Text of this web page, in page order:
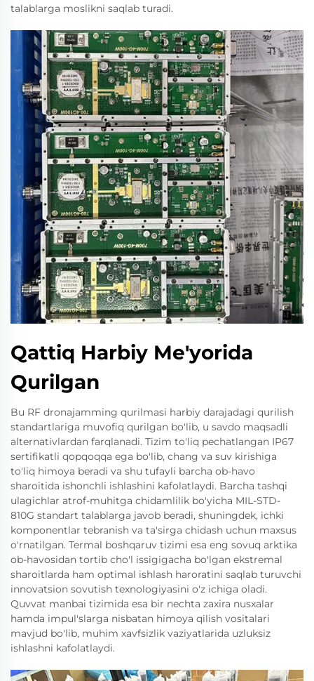
talablarga moslikni saqlab turadi.
Qattiq Harbiy Me'yorida
Qurilgan
Bu RF dronajamming qurilmasi harbiy darajadagi qurilish
standartlariga muvofiq qurilgan bo'lib, u savdo maqsadli
alternativlardan farqlanadi. Tizim to'liq pechatlangan IP67
sertifikatli qopqoqqa ega bo'lib, chang va suv kirishiga
to'liq himoya beradi va shu tufayli barcha ob-havo
sharoitida ishonchli ishlashini kafolatlaydi. Barcha tashqi
ulagichlar atrof-muhitga chidamlilik bo'yicha MIL-STD-
810G standart talablarga javob beradi, shuningdek, ichki
komponentlar tebranish va ta'sirga chidash uchun maxsus
o'rnatilgan. Termal boshqaruv tizimi esa eng sovuq arktika
ob-havosidan tortib cho'l issigigacha bo'lgan ekstremal
sharoitlarda ham optimal ishlash haroratini saqlab turuvchi
innovatsion sovutish texnologiyasini o'z ichiga oladi.
Quvvat manbai tizimida esa bir nechta zaxira nusxalar
hamda impul'slarga nisbatan himoya qilish vositalari
mavjud bo'lib, muhim xavfsizlik vaziyatlarida uzluksiz
ishlashni kafolatlaydi.